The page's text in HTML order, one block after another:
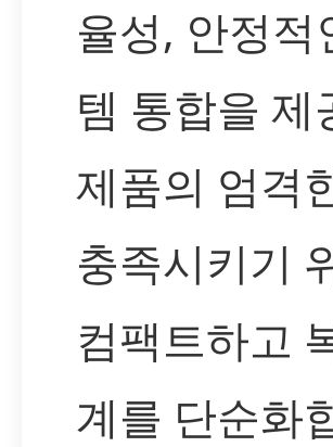
율성, 안정
템 통합을
제품의 엄격
충족시키기
컴팩트하고
계를 단순화